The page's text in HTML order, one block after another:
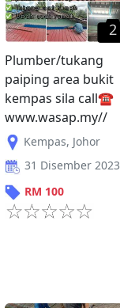
2
Plumber/tukang
paiping area bukit
kempas sila call☎️
www.wasap.my//
Kempas, Johor
31 Disember 2023
RM 100